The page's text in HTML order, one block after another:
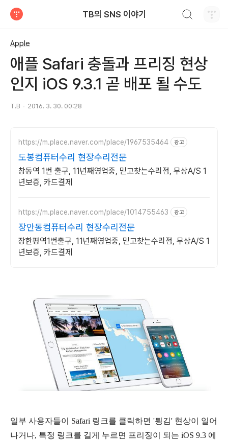
TB의 SNS 이야기
Apple
애플 Safari 충돌과 프리징 현상
인지 iOS 9.3.1 곧 배포 될 수도
T.B 2016. 3. 30. 00:28
https://m.place.naver.com/place/1967535464 광고
도봉컴퓨터수리 현장수리전문
창동역 1번 출구, 11년째영업중, 믿고찾는수리점, 무상A/S 1
년보증, 카드결제
https://m.place.naver.com/place/1014755463 광고
장안동컴퓨터수리 현장수리전문
장한평역1번출구, 11년째영업중, 믿고찾는수리점, 무상A/S 1
년보증, 카드결제
일부 사용자들이 Safari 링크를 클릭하면 '튕김' 현상이 일어
나거나, 특정 링크를 길게 누르면 프리징이 되는 iOS 9.3 에